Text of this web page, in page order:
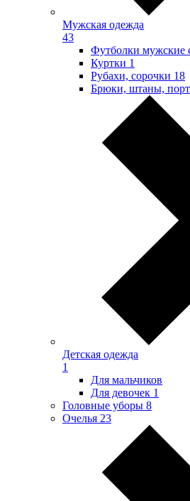
Мужская одежда
43
Футболки мужские
Куртки 1
Рубахи, сорочки 18
Брюки, штаны,
Детская одежда
1
Для мальчиков
Для девочек 1
Головные уборы 8
Очелья 23